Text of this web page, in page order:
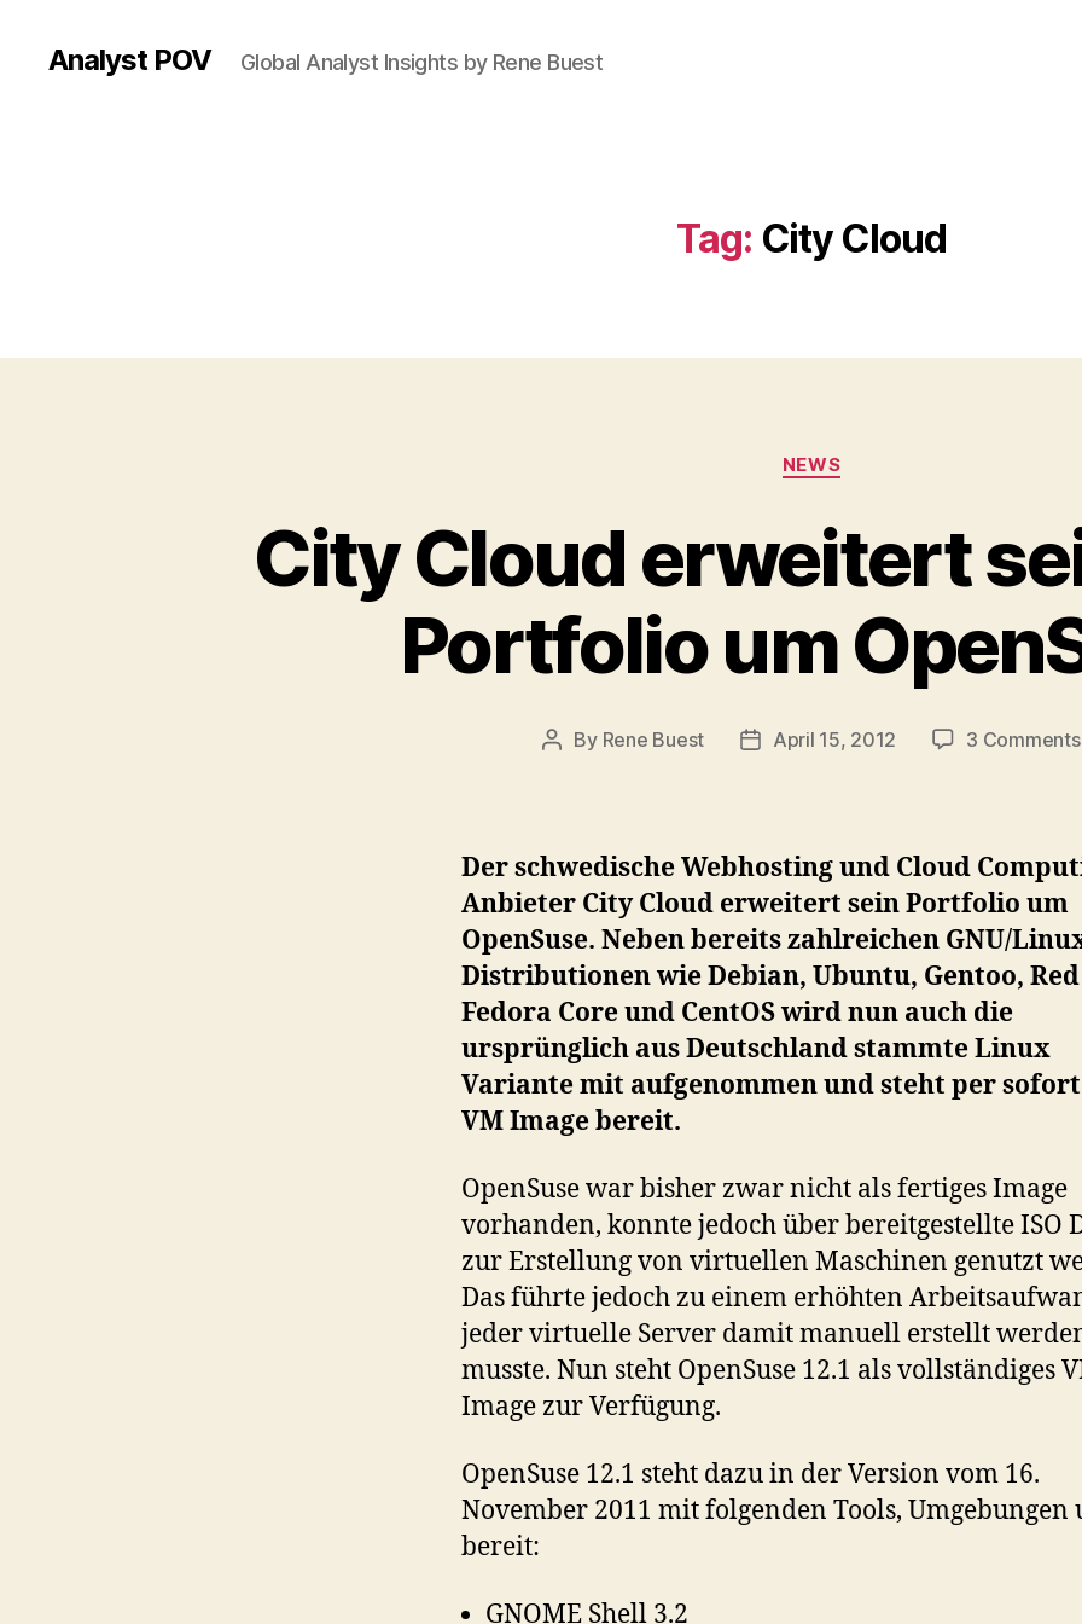
Analyst POV Global Analyst Insights by Rene Buest
Tag: City Cloud
Categories
NEWS
City Cloud erweitert
Portfolio um
Post
By Rene Buest
PostApril 15, 2012 3 Comments
Der schwedische Webhosting und Cloud
Anbieter City Cloud erweitert sein Portfolio um
OpenSuse. Neben bereits zahlreichen GNU/
Distributionen wie Debian, Ubuntu, Gentoo,
Fedora Core und CentOS wird nun auch die
ursprünglich aus Deutschland stammte Linux
Variante mit aufgenommen und steht per
VM Image bereit.
OpenSuse war bisher zwar nicht als fertiges Image
vorhanden, konnte jedoch über bereitgestellte ISO
zur Erstellung von virtuellen Maschinen genutzt
Das führte jedoch zu einem erhöhten
jeder virtuelle Server damit manuell erstellt
musste. Nun steht OpenSuse 12.1 als vollständiges
Image zur Verfügung.
OpenSuse 12.1 steht dazu in der Version vom 16.
November 2011 mit folgenden Tools, Umgebungen
bereit:
GNOME Shell 3.2